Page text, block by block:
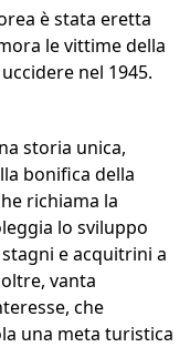
è stata eretta
le vittime della
nel 1945.
storia unica,
bonifica della
richiama la
lo sviluppo
e acquitrini a
vanta
che
una meta turistica